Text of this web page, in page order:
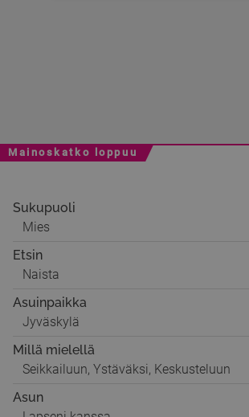
Mainoskatko loppuu
Sukupuoli
Mies
Etsin
Naista
Asuinpaikka
Jyväskylä
Millä mielellä
Seikkailuun, Ystäväksi, Keskusteluun
Asun